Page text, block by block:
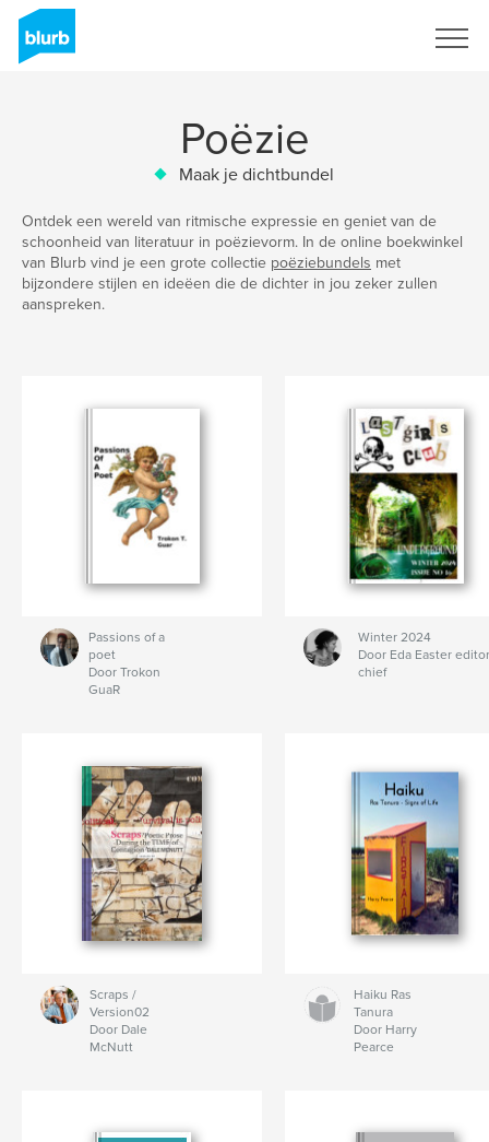
Poëzie
Maak je dichtbundel
Ontdek een wereld van ritmische expressie en geniet van de
schoonheid van literatuur in poëzievorm. In de online boekwinkel
van Blurb vind je een grote collectie poëziebundels met
bijzondere stijlen en ideëen die de dichter in jou zeker zullen
aanspreken.
Passions of a
poet
Door Trokon
GuaR
Winter 2024
Door Eda Easter
chief
Scraps /
Version02
Door Dale
McNutt
Haiku Ras
Tanura
Door Harry
Pearce